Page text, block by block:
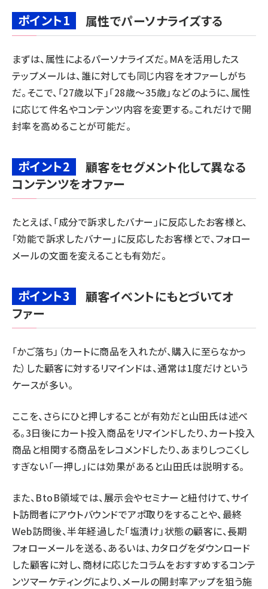
ポイント1 属性でパーソナライズする
まずは、属性によるパーソナライズだ。MAを活用したス
テップメールは、誰に対しても同じ内容をオファーしがち
だ。そこで、「27歳以下」「28歳～35歳」などのように、属性
に応じて件名やコンテンツ内容を変更する。これだけで開
封率を高めることが可能だ。
ポイント2
顧客をセグメント化して異なる
コンテンツをオファー
たとえば、「成分で訴求したバナー」に反応したお客様と、
「効能で訴求したバナー」に反応したお客様とで、フォロー
メールの文面を変えることも有効だ。
ポイント3
顧客イベントにもとづいてオ
ファー
「かご落ち」（カートに商品を入れたが、購入に至らなかっ
た）した顧客に対するリマインドは、通常は1度だけという
ケースが多い。
ここを、さらにひと押しすることが有効だと山田氏は述べ
る。3日後にカート投入商品をリマインドしたり、カート投入
商品と相関する商品をレコメンドしたり、あまりしつこくし
すぎない「一押し」には効果があると山田氏は説明する。
また、BtoB領域では、展示会やセミナーと紐付けて、サイ
ト訪問者にアウトバウンドでアポ取りをすることや、最終
Web訪問後、半年経過した「塩漬け」状態の顧客に、長期
フォローメールを送る、あるいは、カタログをダウンロード
した顧客に対し、商材に応じたコラムをおすすめするコンテ
ンツマーケティングにより、メールの開封率アップを狙う施